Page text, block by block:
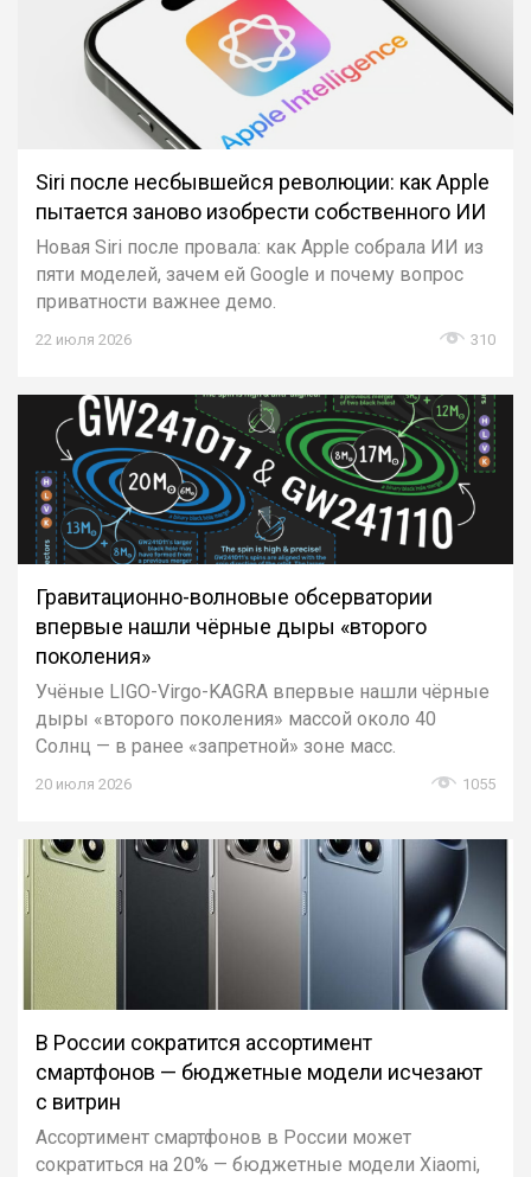
Siri после несбывшейся революции: как Apple
пытается заново изобрести собственного ИИ
Новая Siri после провала: как Apple собрала ИИ из
пяти моделей, зачем ей Google и почему вопрос
приватности важнее демо.
22 июля 2026 310
Гравитационно-волновые обсерватории
впервые нашли чёрные дыры «второго
поколения»
Учёные LIGO-Virgo-KAGRA впервые нашли чёрные
дыры «второго поколения» массой около 40
Солнц — в ранее «запретной» зоне масс.
20 июля 2026 1055
В России сократится ассортимент
смартфонов — бюджетные модели исчезают
с витрин
Ассортимент смартфонов в России может
сократиться на 20% — бюджетные модели Xiaomi,